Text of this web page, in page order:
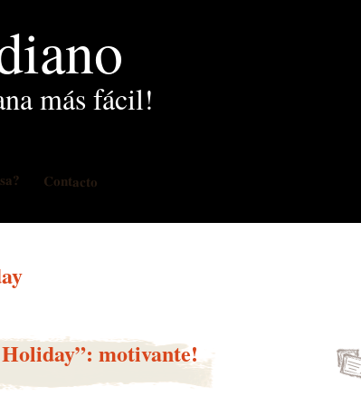
más fácil!
Contacto
motivante!